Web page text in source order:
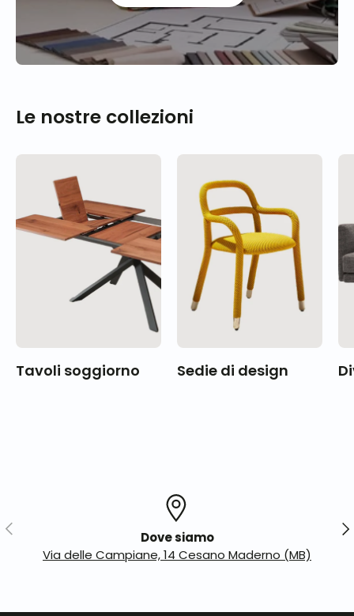
Le nostre collezioni
Tavoli soggiorno Sedie di design
Indietro
Dove siamo
Via delle Campiane, 14 Cesano Maderno (MB)